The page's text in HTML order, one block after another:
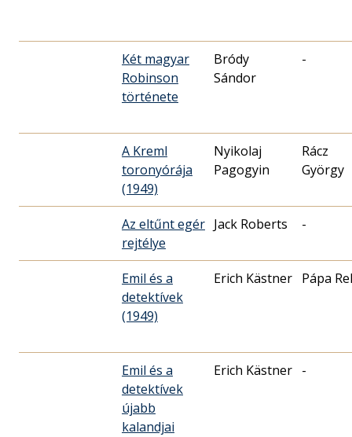
Két magyar
Robinson
története
Bródy
Sándor
-
A Kreml
toronyórája
(1949)
Nyikolaj
Pagogyin
Rácz
György
Az eltűnt egér
rejtélye
Jack Roberts -
Emil és a
detektívek
(1949)
Erich Kästner Pápa
Emil és a
detektívek
újabb
kalandjai
Erich Kästner -